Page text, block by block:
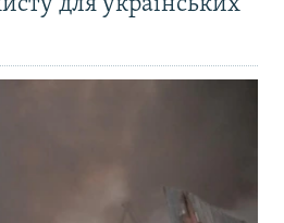
для українських